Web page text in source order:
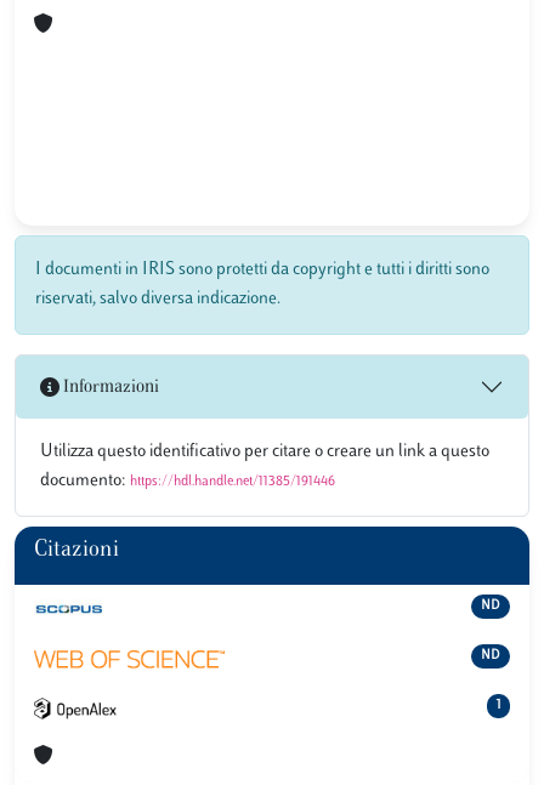
I documenti in IRIS sono protetti da copyright e tutti i diritti sono
riservati, salvo diversa indicazione.
Informazioni
Utilizza questo identificativo per citare o creare un link a questo
documento: https://hdl.handle.net/11385/191446
Citazioni
ND
ND
1